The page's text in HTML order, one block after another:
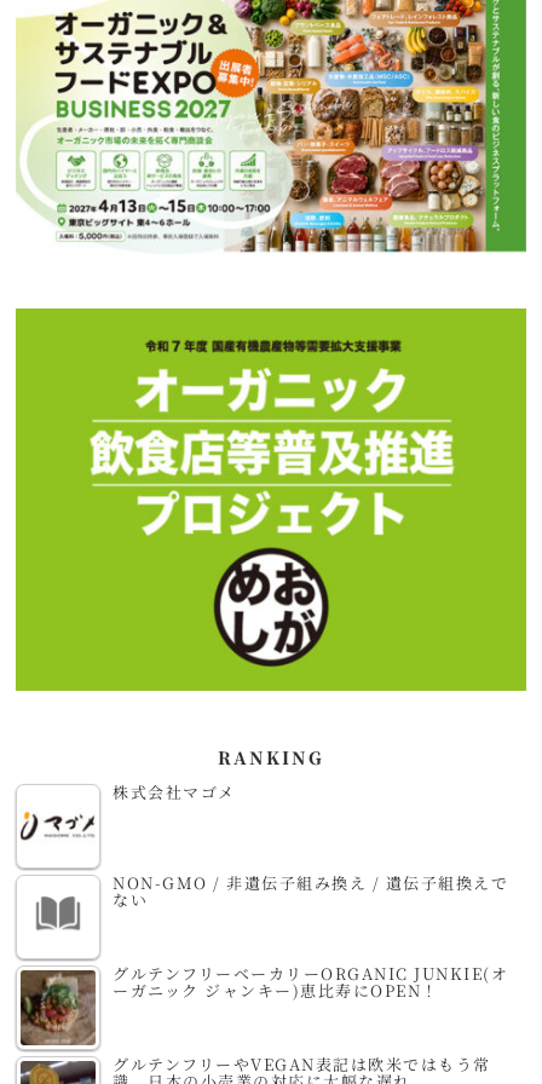
RANKING
株式会社マゴメ
NON-GMO / 非遺伝子組み換え / 遺伝子組換えで
ない
グルテンフリーベーカリーORGANIC JUNKIE(オ
ーガニック ジャンキー)恵比寿にOPEN！
グルテンフリーやVEGAN表記は欧米ではもう常